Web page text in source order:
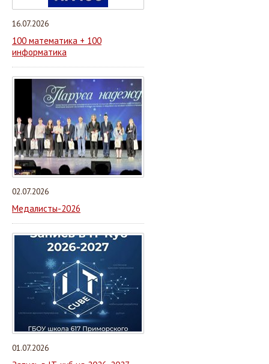
16.07.2026
100 математика + 100
информатика
02.07.2026
Медалисты-2026
01.07.2026